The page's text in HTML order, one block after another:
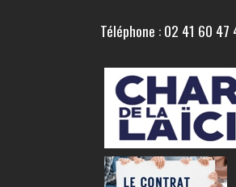
Téléphone : 02 41 60 47